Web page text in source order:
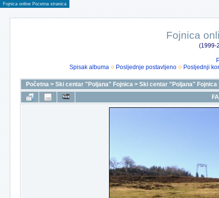
Fojnica online Pocetna stranica
Fojnica
(1999-
Spisak albuma
Posljednje postavljeno Posljednji
Početna > Ski centar "Poljana" Fojnica > Ski centar "Poljana" Fojnica